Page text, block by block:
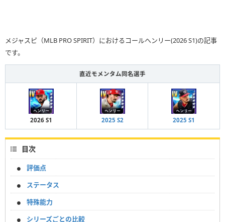
メジャスピ（MLB PRO SPIRIT）におけるコールヘンリー(2026 S1)の記事
です。
直近モメンタム同名選手
2026 S1 2025 S2 2025 S1
目次
評価点
ステータス
特殊能力
シリーズごとの比較